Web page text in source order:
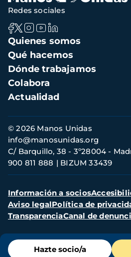
Menú
de
Hazte socio/a
Navegación
principal
Quienes somos
Qué hacemos
Dónde trabajamos
Colabora
Actualidad
Redes sociales
Información
de
contacto
© 2026 Manos Unidas
C/ Barquillo, 38 - 3º28004 -
900 811 888
BIZUM 33439
info@manosunidas.org
Menú
secundario
Información a socios
Aviso legalPolítica de
TransparenciaCanal de